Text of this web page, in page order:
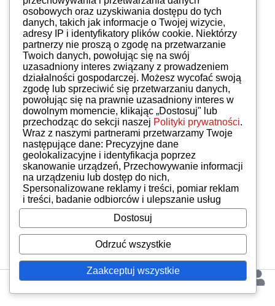
osobowych oraz uzyskiwania dostępu do tych
danych, takich jak informacje o Twojej wizycie,
adresy IP i identyfikatory plików cookie. Niektórzy
partnerzy nie proszą o zgodę na przetwarzanie
Twoich danych, powołując się na swój
uzasadniony interes związany z prowadzeniem
działalności gospodarczej. Możesz wycofać swoją
zgodę lub sprzeciwić się przetwarzaniu danych,
powołując się na prawnie uzasadniony interes w
dowolnym momencie, klikając „Dostosuj" lub
przechodząc do sekcji naszej Polityki prywatności.
Wraz z naszymi partnerami przetwarzamy Twoje
następujące dane: Precyzyjne dane
geolokalizacyjne i identyfikacja poprzez
skanowanie urządzeń, Przechowywanie informacji
na urządzeniu lub dostęp do nich,
Spersonalizowane reklamy i treści, pomiar reklam
i treści, badanie odbiorców i ulepszanie usług
Dostosuj
Odrzuć wszystkie
Zaakceptuj wszystkie